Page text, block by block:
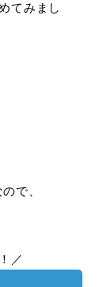
てみまし
で、
／